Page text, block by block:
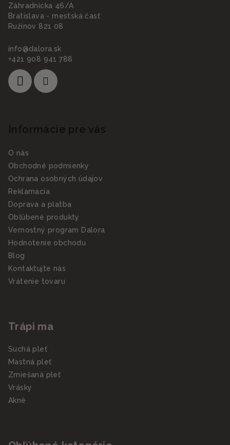
Záhradnícka 46/A
Bratislava - mestská časť
Ružinov 821 08
info@dalora.sk
+421 908 941 788
Informácie pre vás
O nás
Obchodné podmienky
Ochrana osobných údajov
Reklamácia
Doprava a platba
Obľúbené produkty
Vernostný program Dalora
Hodnotenie obchodu
Blog
Kontaktujte nás
Vrátenie tovaru
Trápi ma
Suchá pleť
Mastná pleť
Zmiešaná pleť
Vrásky
Akné